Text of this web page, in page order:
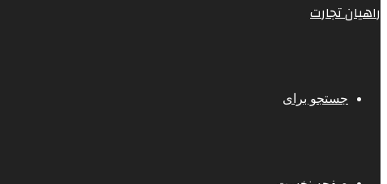
راهیان تجارت
جستجو برای